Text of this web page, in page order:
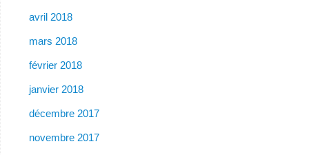
avril 2018
mars 2018
février 2018
janvier 2018
décembre 2017
novembre 2017